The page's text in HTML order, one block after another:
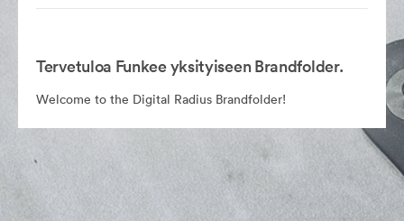
Tervetuloa Funkee yksityiseen Brandfolder.
Welcome to the Digital Radius Brandfolder!